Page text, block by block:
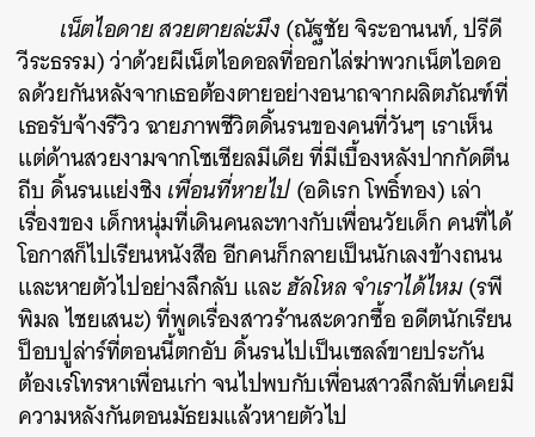
เน็ตไอดาย สวยตายล่ะมึง(ณัฐชัย จิระอานนท์, ปรีดี
วีระธรรม) ว่าด้วยผีเน็ตไอดอลที่ออกไล่ฆ่าพวกเน็ตไอดอ
ลด้วยกันหลังจากเธอต้องตายอย่างอนาถจากผลิตภัณฑ์ที่
เธอรับจ้างรีวิว ฉายภาพชีวิตดิ้นรนของคนที่วันๆ เราเห็น
แต่ด้านสวยงามจากโซเชียลมีเดีย ที่มีเบื้องหลังปากกัดตีน
ถีบ ดิ้นรนแย่งชิงเพื่อนที่หายไป(อดิเรก โพธิ์ทอง) เล่า
เรื่องของ เด็กหนุ่มที่เดินคนละทางกับเพื่อนวัยเด็ก คนที่ได้
โอกาสก็ไปเรียนหนังสือ อีกคนก็กลายเป็นนักเลงข้างถนน
และหายตัวไปอย่างลึกลับ และฮัลโหล จำเราได้ไหม(รพี
พิมล ไชยเสนะ) ที่พูดเรื่องสาวร้านสะดวกซื้อ อดีตนักเรียน
ป็อบปูล่าร์ที่ตอนนี้ตกอับ ดิ้นรนไปเป็นเซลล์ขายประกัน
ต้องเร่โทรหาเพื่อนเก่า จนไปพบกับเพื่อนสาวลึกลับที่เคยมี
ความหลังกันตอนมัธยมแล้วหายตัวไป